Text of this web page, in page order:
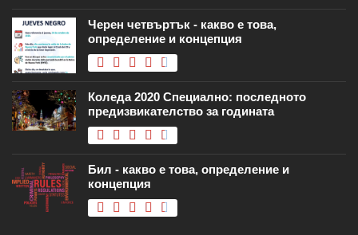
Черен четвъртък - какво е това,
определение и концепция
Коледа 2020 Специално: последното
предизвикателство за годината
Бил - какво е това, определение и
концепция